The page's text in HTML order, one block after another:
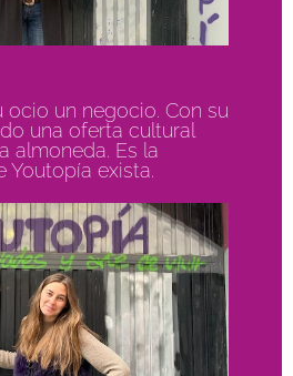
ocio un negocio. Con su
una oferta cultural
almoneda. Es la
Youtopía exista.